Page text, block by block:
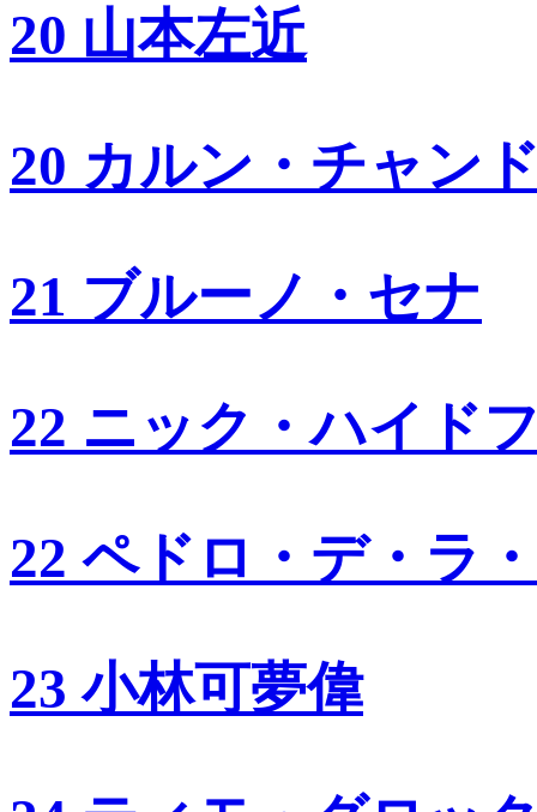
20 山本左近
20 カルン・チャン
21 ブルーノ・セナ
22 ニック・ハイド
22 ペドロ・デ・ラ
23 小林可夢偉